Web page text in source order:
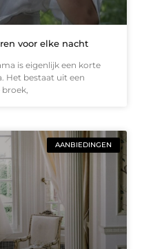
voor elke nacht
is eigenlijk een korte
Het bestaat uit een
AANBIEDINGEN